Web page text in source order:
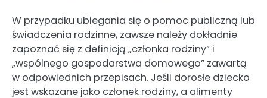
W przypadku ubiegania się o pomoc publiczną lub
świadczenia rodzinne, zawsze należy dokładnie
zapoznać się z definicją „członka rodziny” i
„wspólnego gospodarstwa domowego” zawartą
w odpowiednich przepisach. Jeśli dorosłe dziecko
jest wskazane jako członek rodziny, a alimenty